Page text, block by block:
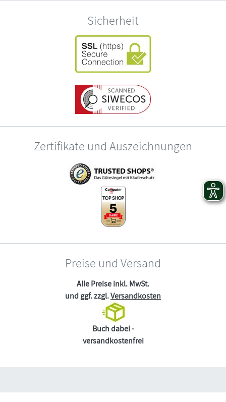
Sicherheit
Zertifikate und Auszeichnungen
Preise und Versand
Alle Preise inkl. MwSt.
und ggf. zzgl.Versandkosten
Buch dabei -
versandkostenfrei